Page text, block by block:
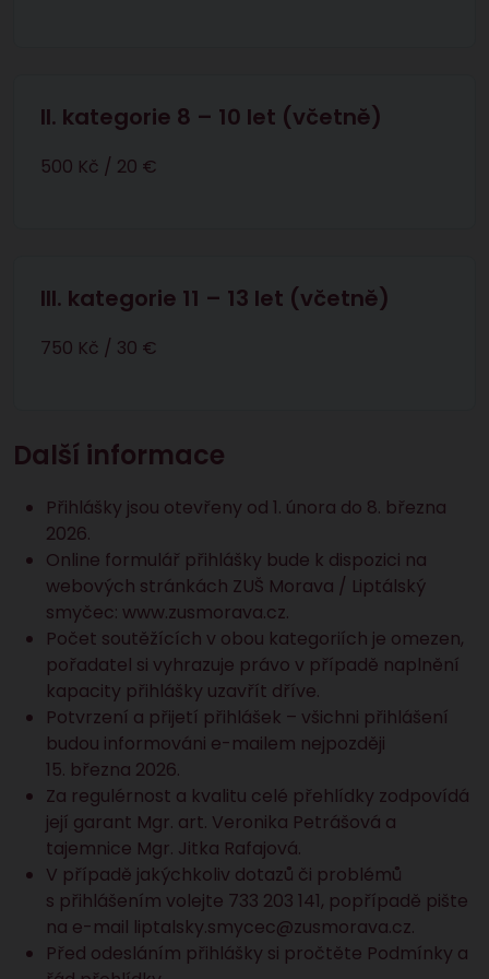
II. kategorie 8 – 10 let (včetně)
500 Kč / 20 €
III. kategorie 11 – 13 let (včetně)
750 Kč / 30 €
Další informace
Přihlášky jsou otevřeny od 1. února do 8. března
2026.
Online formulář přihlášky bude k dispozici na
webových stránkách ZUŠ Morava / Liptálský
smyčec: www.zusmorava.cz.
Počet soutěžících v obou kategoriích je omezen,
pořadatel si vyhrazuje právo v případě naplnění
kapacity přihlášky uzavřít dříve.
Potvrzení a přijetí přihlášek – všichni přihlášení
budou informováni e-mailem nejpozději
15. března 2026.
Za regulérnost a kvalitu celé přehlídky zodpovídá
její garant Mgr. art. Veronika Petrášová a
tajemnice Mgr. Jitka Rafajová.
V případě jakýchkoliv dotazů či problémů
s přihlášením volejte 733 203 141, popřípadě pište
na e-mail liptalsky.smycec@zusmorava.cz.
Před odesláním přihlášky si pročtěte Podmínky a